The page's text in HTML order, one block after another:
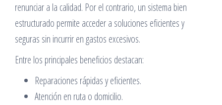
renunciar a la calidad. Por el contrario, un sistema bien
estructurado permite acceder a soluciones eficientes y
seguras sin incurrir en gastos excesivos.
Entre los principales beneficios destacan:
Reparaciones rápidas y eficientes.
Atención en ruta o domicilio.